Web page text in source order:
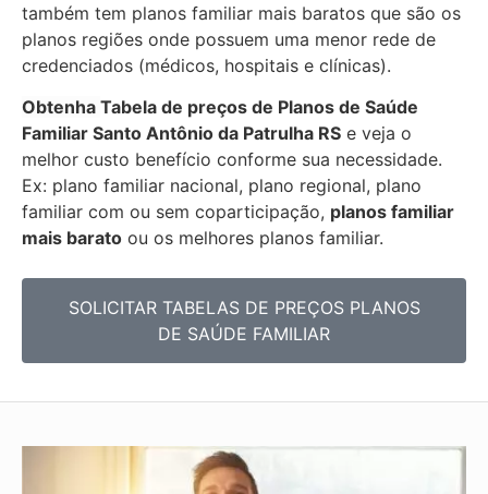
também tem planos familiar mais baratos que são os
planos regiões onde possuem uma menor rede de
credenciados (médicos, hospitais e clínicas).
Obtenha Tabela de preços de Planos de Saúde
Familiar Santo Antônio da Patrulha RS e veja o
melhor custo benefício conforme sua necessidade.
Ex: plano familiar nacional, plano regional, plano
familiar com ou sem coparticipação, planos familiar
mais barato ou os melhores planos familiar.
SOLICITAR TABELAS DE PREÇOS PLANOS
DE SAÚDE FAMILIAR